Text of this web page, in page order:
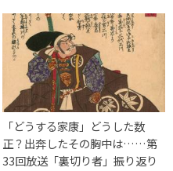
「どうする家康」どうした数
正？出奔したその胸中は……第
33回放送「裏切り者」振り返り